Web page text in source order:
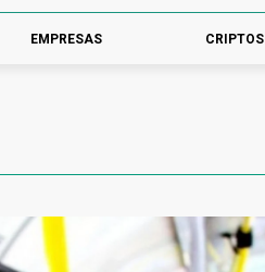
EMPRESAS CRIPTOS